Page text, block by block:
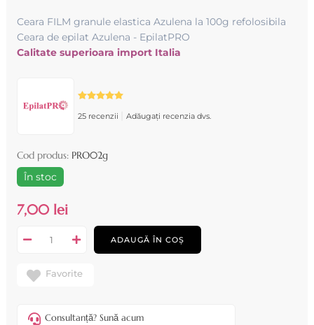
Ceara FILM granule elastica Azulena la 100g refolosibila
Ceara de epilat Azulena - EpilatPRO
Calitate superioara import Italia
25 recenzii Adăugați recenzia dvs.
Cod produs: PRO02g
În stoc
7,00 lei
ADAUGĂ ÎN COȘ
Favorite
Consultanță? Sună acum